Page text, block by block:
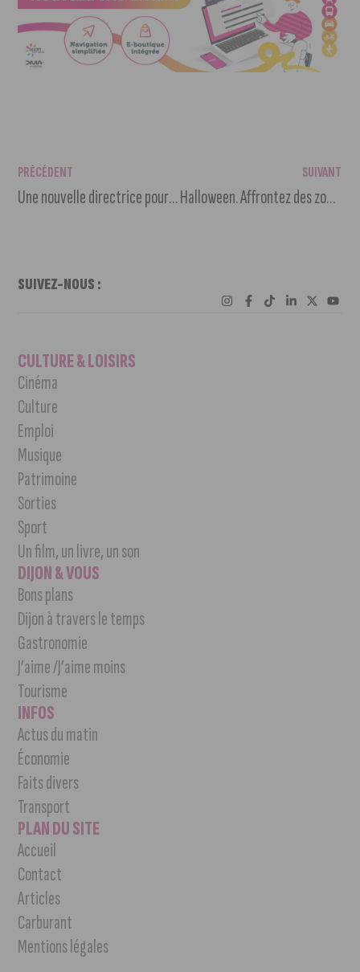
PRÉCÉDENT
Une nouvelle directrice pour la Toison d’Or : Solène Jourde
SUIVANT
Halloween. Affrontez des zombies en réalité virtuelle à EVA Dijon
SUIVEZ-NOUS :
CULTURE & LOISIRS
Cinéma
Culture
Emploi
Musique
Patrimoine
Sorties
Sport
Un film, un livre, un son
DIJON & VOUS
Bons plans
Dijon à travers le temps
Gastronomie
J’aime /J’aime moins
Tourisme
INFOS
Actus du matin
Économie
Faits divers
Transport
PLAN DU SITE
Accueil
Contact
Articles
Carburant
Mentions légales